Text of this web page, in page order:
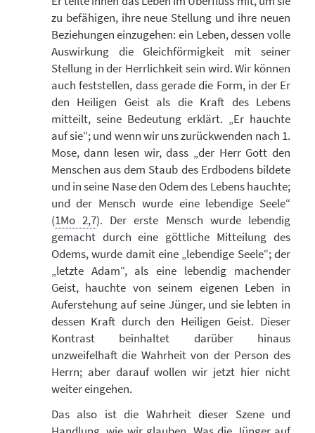
zu befähigen, ihre neue Stellung und ihre neuen
Beziehungen einzugehen: ein Leben, dessen volle
Auswirkung die Gleichförmigkeit mit seiner
Stellung in der Herrlichkeit sein wird. Wir können
auch feststellen, dass gerade die Form, in der Er
den Heiligen Geist als die Kraft des Lebens
mitteilt, seine Bedeutung erklärt. „Er hauchte
auf sie“; und wenn wir uns zurückwenden nach 1.
Mose, dann lesen wir, dass „der Herr Gott den
Menschen aus dem Staub des Erdbodens bildete
und in seine Nase den Odem des Lebens hauchte;
und der Mensch wurde eine lebendige Seele“
(1Mo 2,7). Der erste Mensch wurde lebendig
gemacht durch eine göttliche Mitteilung des
Odems, wurde damit eine „lebendige Seele“; der
„letzte Adam“, als eine lebendig machender
Geist, hauchte von seinem eigenen Leben in
Auferstehung auf seine Jünger, und sie lebten in
dessen Kraft durch den Heiligen Geist. Dieser
Kontrast beinhaltet darüber hinaus
unzweifelhaft die Wahrheit von der Person des
Herrn; aber darauf wollen wir jetzt hier nicht
weiter eingehen.
Das also ist die Wahrheit dieser Szene und